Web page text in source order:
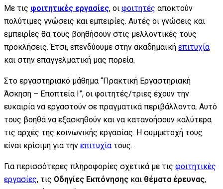
Με τις φοιτητικές εργασίες, οι φοιτητές αποκτούν
πολύτιμες γνώσεις και εμπειρίες. Αυτές οι γνώσεις και
εμπειρίες θα τους βοηθήσουν στις μελλοντικές τους
προκλήσεις. Έτσι, επενδύουμε στην ακαδημαϊκή επιτυχία
και στην επαγγελματική μας πορεία.
Στο εργαστηριακό μάθημα “Πρακτική Εργαστηριακή
Άσκηση – Εποπτεία Ι”, οι φοιτητές/τριες έχουν την
ευκαιρία να εργαστούν σε πραγματικά περιβάλλοντα. Αυτό
τους βοηθά να εξασκηθούν και να κατανοήσουν καλύτερα
τις αρχές της κοινωνικής εργασίας. Η συμμετοχή τους
είναι κρίσιμη για την επιτυχία τους.
Για περισσότερες πληροφορίες σχετικά με τις φοιτητικές
εργασίες, τις Οδηγίες Εκπόνησης και θέματα έρευνας,